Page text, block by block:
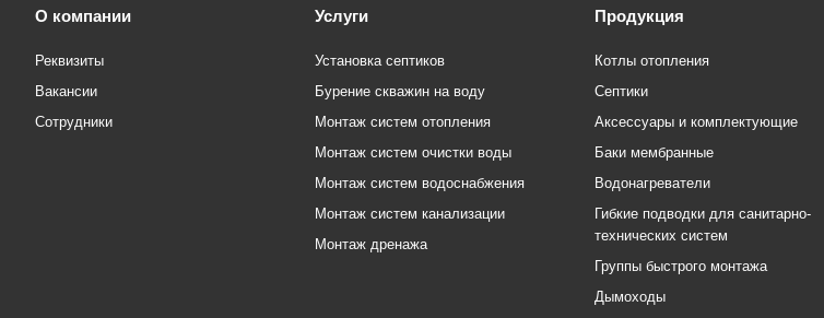
О компании
Реквизиты
Вакансии
Сотрудники
Услуги
Установка септиков
Бурение скважин на воду
Монтаж систем отопления
Монтаж систем очистки воды
Монтаж систем водоснабжения
Монтаж систем канализации
Монтаж дренажа
Продукция
Котлы отопления
Септики
Аксессуары и комплектующие
Баки мембранные
Водонагреватели
Гибкие подводки для санитарно-
технических систем
Группы быстрого монтажа
Дымоходы